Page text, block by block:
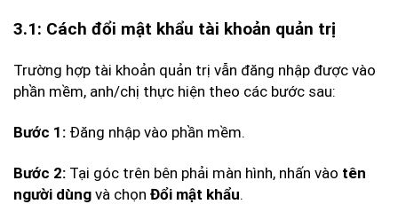
3.1: Cách đổi mật khẩu tài khoản quản trị
Trường hợp tài khoản quản trị vẫn đăng nhập được vào
phần mềm, anh/chị thực hiện theo các bước sau:
Bước 1: Đăng nhập vào phần mềm.
Bước 2: Tại góc trên bên phải màn hình, nhấn vào tên
người dùng và chọn Đổi mật khẩu.